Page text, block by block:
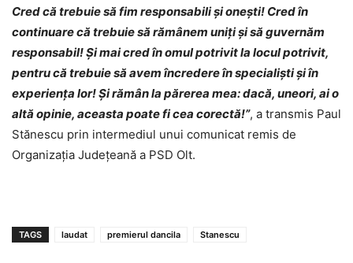
Cred că trebuie să fim responsabili și onești! Cred în
continuare că trebuie să rămânem uniți și să guvernăm
responsabil! Și mai cred în omul potrivit la locul potrivit,
pentru că trebuie să avem încredere în specialiști și în
experiența lor! Și rămân la părerea mea: dacă, uneori, ai o
altă opinie, aceasta poate fi cea corectă!”, a transmis Paul
Stănescu prin intermediul unui comunicat remis de
Organizația Județeană a PSD Olt.
TAGS laudat premierul dancila Stanescu